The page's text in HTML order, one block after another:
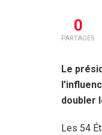
0
PARTAGES
Le
doubler
Les 54